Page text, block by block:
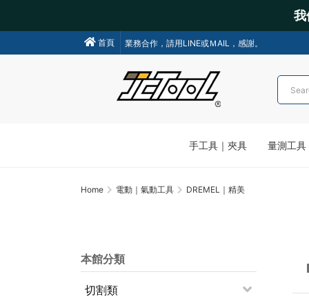
我
首頁 我們不會主動聯絡操作各類金融交易，請小心詐騙!
手工具｜夾具 量測工具
Home 電動｜氣動工具 DREMEL｜精美
本館分類
切割類